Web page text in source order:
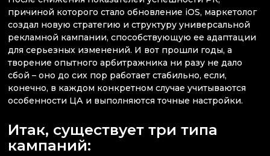
причиной которого стало обновление iOS, маркетолог
создал новую стратегию и структуру универсальной
рекламной кампании, способствующую ее адаптации
для серьезных изменений. И вот прошли годы, а
творение опытного арбитражника ни разу не дало
сбой – оно до сих пор работает стабильно, если,
конечно, в каждом конкретном случае учитываются
особенности ЦА и выполняются точные настройки.
Итак, существует три типа
кампаний: